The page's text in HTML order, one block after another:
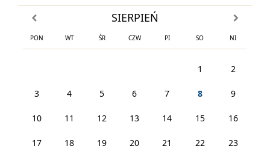
poprzedni miesiąc SIERPIEŃ następny
PON WT ŚR CZW PI SO NI
1 2
3 4 5 6 7 8 9
10 11 12 13 14 15 16
17 18 19 20 21 22 23